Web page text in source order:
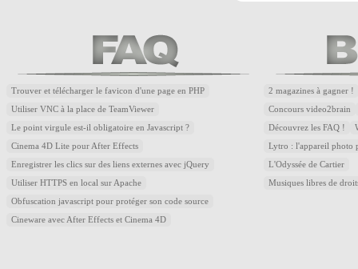
Trouver et télécharger le favicon d'une page en PHP
Utiliser VNC à la place de TeamViewer
Le point virgule est-il obligatoire en Javascript ?
Cinema 4D Lite pour After Effects
Enregistrer les clics sur des liens externes avec jQuery
Utiliser HTTPS en local sur Apache
Obfuscation javascript pour protéger son code source
Cineware avec After Effects et Cinema 4D
2 magazines à gagner !
Concours video2brain
Découvrez les FAQ !
Lytro : l'appareil photo
L'Odyssée de Cartier
Musiques libres de